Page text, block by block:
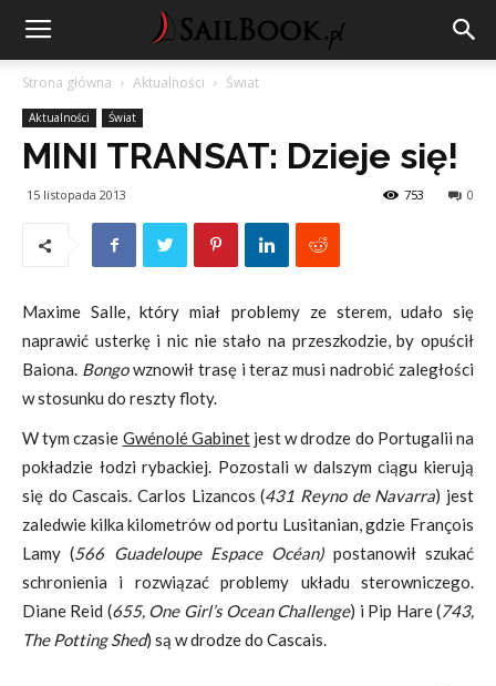
Strona główna Aktualności Świat
Aktualności Świat
MINI TRANSAT: Dzieje się!
15 listopada 2013 0
753
Maxime Salle, który miał problemy ze sterem, udało się
naprawić usterkę i nic nie stało na przeszkodzie, by opuścił
Baiona. Bongowznowił trasę i teraz musi nadrobić zaległości
w stosunku do reszty floty.
W tym czasie Gwénolé Gabinetjest w drodze do Portugalii na
pokładzie łodzi rybackiej. Pozostali w dalszym ciągu kierują
się do Cascais. Carlos Lizancos (431 Reyno de Navarra) jest
zaledwie kilka kilometrów od portu Lusitanian, gdzie François
Lamy (566 Guadeloupe Espace Océan) postanowił szukać
schronienia i rozwiązać problemy układu sterowniczego.
Diane Reid (655, One Girl’s Ocean Challenge) i Pip Hare (743,
The Potting Shed) są w drodze do Cascais.